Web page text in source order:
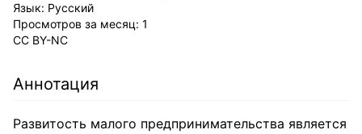
Язык: Русский
Просмотров за месяц: 1
CC BY-NC
Аннотация
Развитость малого предпринимательства является